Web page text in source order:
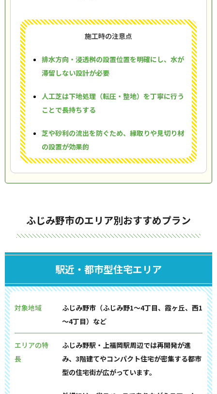
施工時の注意点
排水方向・浸透桝の設置位置を明確にし、水が
滞留しない設計が必要
人工芝は下地処理（転圧・整地）を丁寧に行う
ことで長持ちする
芝や砂利の流出を防ぐため、縁取りや見切り材
の設置が効果的
ふじみ野市のエリア別おすすめプラン
駅近・都市型住宅エリア
対象地域
ふじみ野市（ふじみ野1～4丁目、霞ヶ丘、西1
～4丁目）など
エリアの特
長
ふじみ野駅・上福岡駅周辺では再開発が進
み、3階建てやコンパクト住宅が密集する都市
型の住宅街が広がっています。